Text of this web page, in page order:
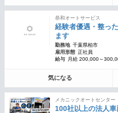
恭和オートサービス
経験者優遇・整っ
ます
勤務地 千葉県柏市
雇用形態 正社員
給与
月給 200,000～
気になる
メカニックオートセンター
100社以上の法人